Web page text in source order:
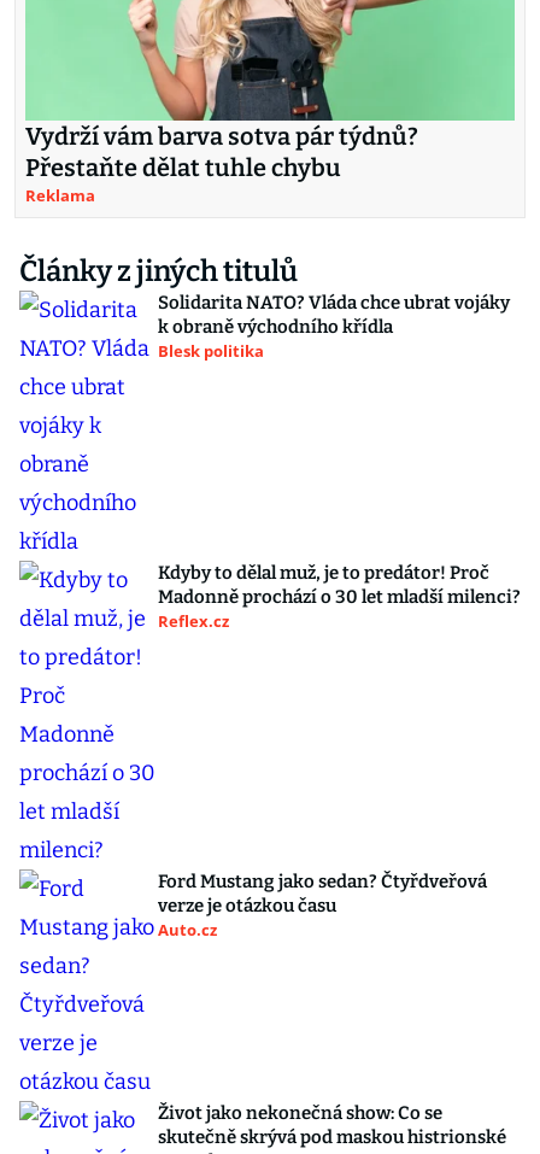
Vydrží vám barva sotva pár týdnů?
Přestaňte dělat tuhle chybu
Reklama
Články z jiných titulů
Solidarita NATO? Vláda chce ubrat vojáky
k obraně východního křídla
Blesk politika
Kdyby to dělal muž, je to predátor! Proč
Madonně prochází o 30 let mladší milenci?
Reflex.cz
Ford Mustang jako sedan? Čtyřdveřová
verze je otázkou času
Auto.cz
Život jako nekonečná show: Co se
skutečně skrývá pod maskou histrionské